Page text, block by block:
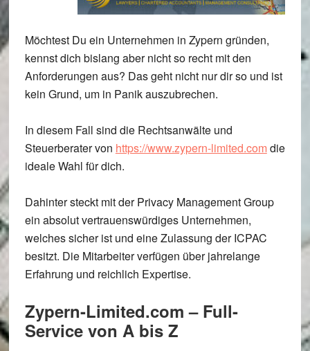
Möchtest Du ein Unternehmen in Zypern gründen,
kennst dich bislang aber nicht so recht mit den
Anforderungen aus? Das geht nicht nur dir so und ist
kein Grund, um in Panik auszubrechen.
In diesem Fall sind die Rechtsanwälte und
Steuerberater von https://www.zypern-limited.comdie
ideale Wahl für dich.
Dahinter steckt mit der Privacy Management Group
ein absolut vertrauenswürdiges Unternehmen,
welches sicher ist und eine Zulassung der ICPAC
besitzt. Die Mitarbeiter verfügen über jahrelange
Erfahrung und reichlich Expertise.
Zypern-Limited.com – Full-
Service von A bis Z